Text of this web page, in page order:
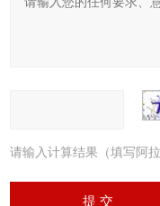
请输入计算结果（填写阿